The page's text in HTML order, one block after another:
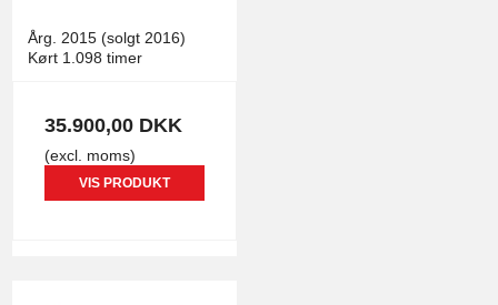
5064
Årg. 2015 (solgt 2016)
Kørt 1.098 timer
35.900,00 DKK
(excl. moms)
VIS PRODUKT